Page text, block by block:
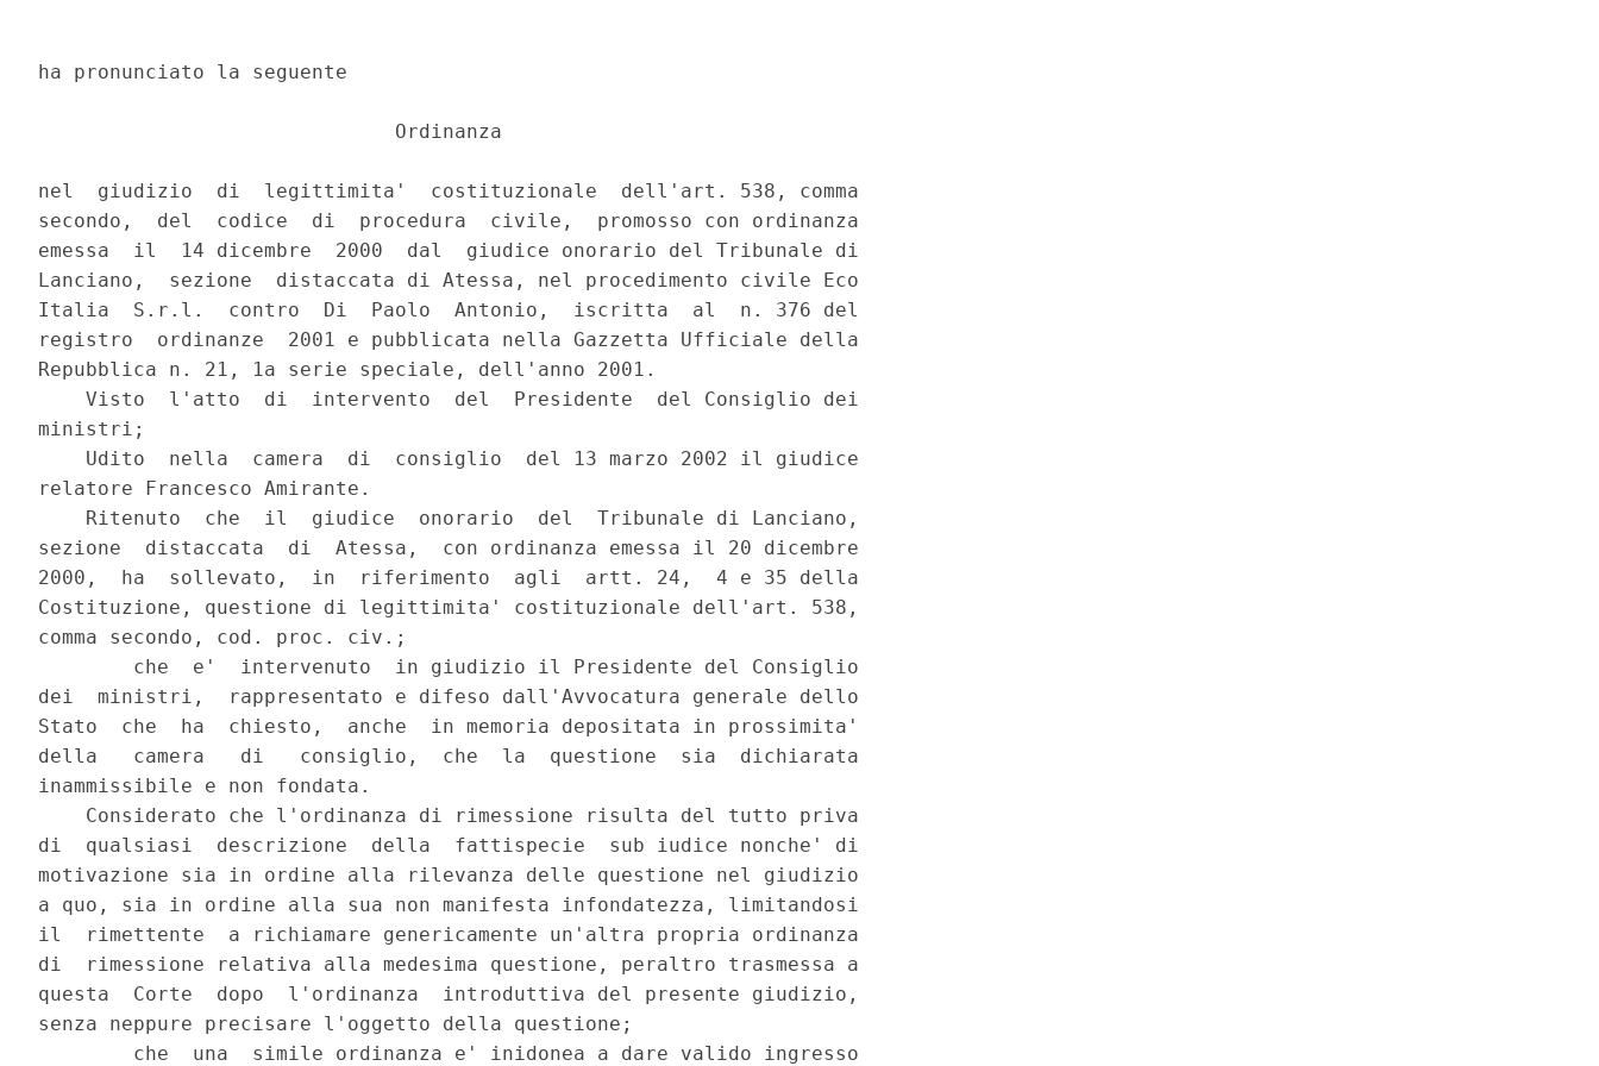
ha pronunciato la seguente
                              Ordinanza
nel  giudizio  di  legittimita'  costituzionale  dell'art. 538, comma
secondo,  del  codice  di  procedura  civile,  promosso con ordinanza
emessa  il  14 dicembre  2000  dal  giudice onorario del Tribunale di
Lanciano,  sezione  distaccata di Atessa, nel procedimento civile Eco
Italia  S.r.l.  contro  Di  Paolo  Antonio,  iscritta  al  n. 376 del
registro  ordinanze  2001 e pubblicata nella Gazzetta Ufficiale della
Repubblica n. 21, 1a serie speciale, dell'anno 2001.
    Visto  l'atto  di  intervento  del  Presidente  del Consiglio dei
ministri;
    Udito  nella  camera  di  consiglio  del 13 marzo 2002 il giudice
relatore Francesco Amirante.
    Ritenuto  che  il  giudice  onorario  del  Tribunale di Lanciano,
sezione  distaccata  di  Atessa,  con ordinanza emessa il 20 dicembre
2000,  ha  sollevato,  in  riferimento  agli  artt. 24,  4 e 35 della
Costituzione, questione di legittimita' costituzionale dell'art. 538,
comma secondo, cod. proc. civ.;
        che  e'  intervenuto  in giudizio il Presidente del Consiglio
dei  ministri,  rappresentato e difeso dall'Avvocatura generale dello
Stato  che  ha  chiesto,  anche  in memoria depositata in prossimita'
della   camera   di   consiglio,  che  la  questione  sia  dichiarata
inammissibile e non fondata.
    Considerato che l'ordinanza di rimessione risulta del tutto priva
di  qualsiasi  descrizione  della  fattispecie  sub iudice nonche' di
motivazione sia in ordine alla rilevanza delle questione nel giudizio
a quo, sia in ordine alla sua non manifesta infondatezza, limitandosi
il  rimettente  a richiamare genericamente un'altra propria ordinanza
di  rimessione relativa alla medesima questione, peraltro trasmessa a
questa  Corte  dopo  l'ordinanza  introduttiva del presente giudizio,
senza neppure precisare l'oggetto della questione;
        che  una  simile ordinanza e' inidonea a dare valido ingresso